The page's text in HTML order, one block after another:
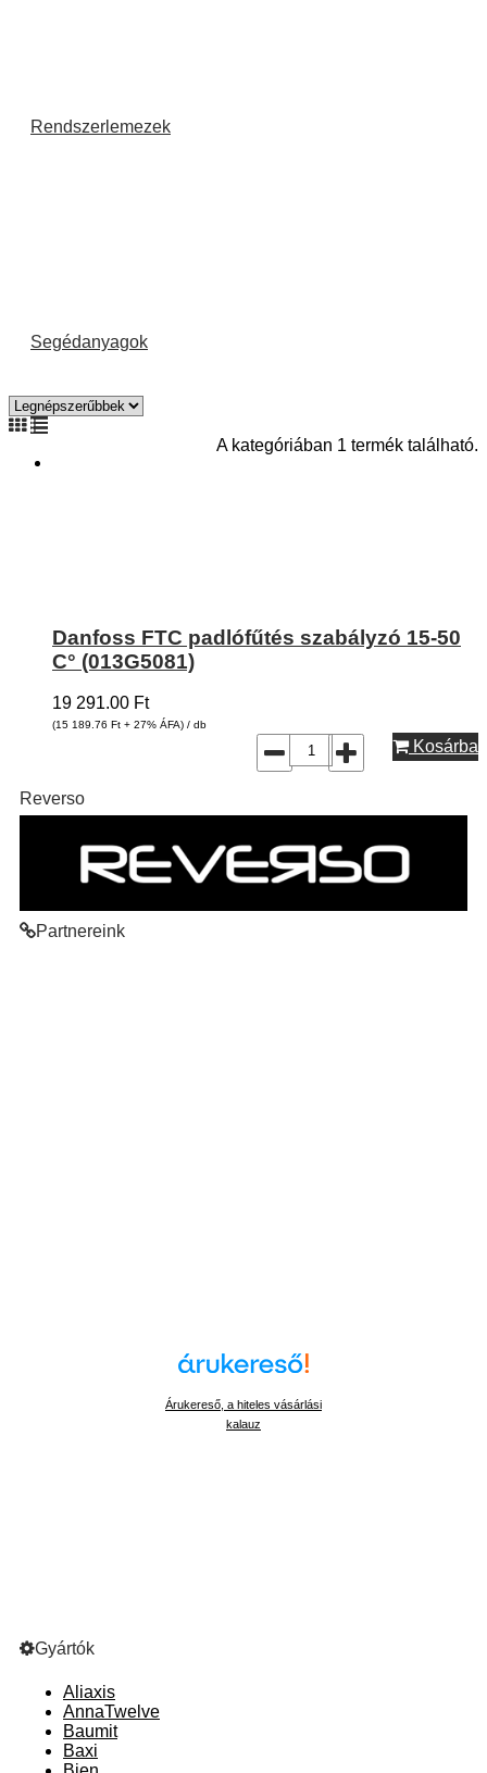
Rendszerlemezek
Segédanyagok
A kategóriában 1 termék található.
Danfoss FTC padlófűtés szabályzó 15-50
C° (013G5081)
19 291.00 Ft
(15 189.76 Ft + 27% ÁFA) / db
Kosárba
Reverso
Partnereink
Árukereső, a hiteles vásárlási
kalauz
Gyártók
Aliaxis
AnnaTwelve
Baumit
Baxi